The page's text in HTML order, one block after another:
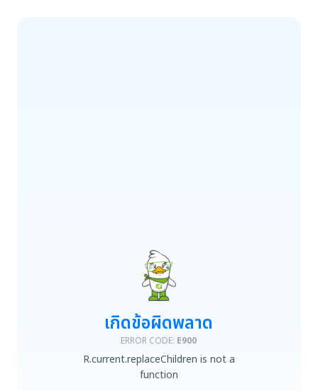
R.current.replaceChildren is not a function
เกิดข้อผิดพลาด
ERROR CODE: E900
R.current.replaceChildren is not a
function